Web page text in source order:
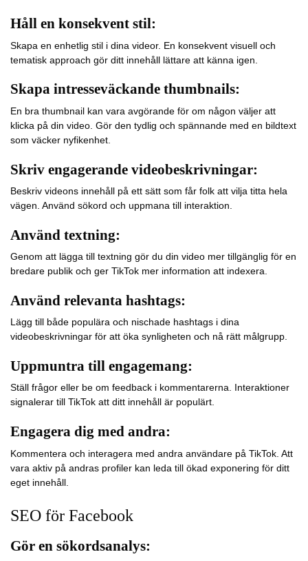
Håll en konsekvent stil:
Skapa en enhetlig stil i dina videor. En konsekvent visuell och
tematisk approach gör ditt innehåll lättare att känna igen.
Skapa intresseväckande thumbnails:
En bra thumbnail kan vara avgörande för om någon väljer att
klicka på din video. Gör den tydlig och spännande med en bildtext
som väcker nyfikenhet.
Skriv engagerande videobeskrivningar:
Beskriv videons innehåll på ett sätt som får folk att vilja titta hela
vägen. Använd sökord och uppmana till interaktion.
Använd textning:
Genom att lägga till textning gör du din video mer tillgänglig för en
bredare publik och ger TikTok mer information att indexera.
Använd relevanta hashtags:
Lägg till både populära och nischade hashtags i dina
videobeskrivningar för att öka synligheten och nå rätt målgrupp.
Uppmuntra till engagemang:
Ställ frågor eller be om feedback i kommentarerna. Interaktioner
signalerar till TikTok att ditt innehåll är populärt.
Engagera dig med andra:
Kommentera och interagera med andra användare på TikTok. Att
vara aktiv på andras profiler kan leda till ökad exponering för ditt
eget innehåll.
SEO för Facebook
Gör en sökordsanalys: